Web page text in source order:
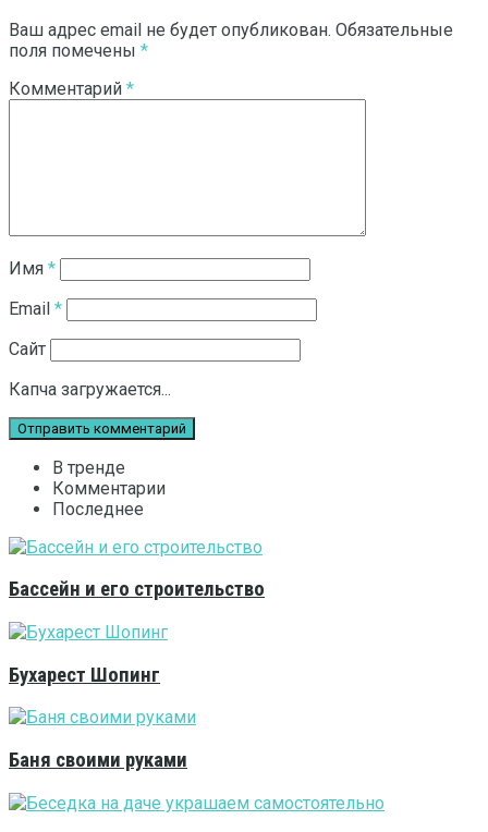
Ваш адрес email не будет опубликован. Обязательные
поля помечены *
Комментарий *
Имя *
Email *
Сайт
Капча загружается...
В тренде
Комментарии
Последнее
Бассейн и его строительство
Бухарест Шопинг
Баня своими руками